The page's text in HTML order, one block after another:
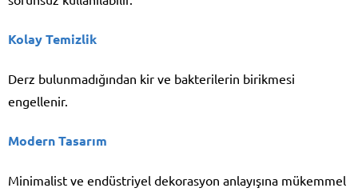
Kolay Temizlik
Derz bulunmadığından kir ve bakterilerin birikmesi
engellenir.
Modern Tasarım
Minimalist ve endüstriyel dekorasyon anlayışına mükemmel